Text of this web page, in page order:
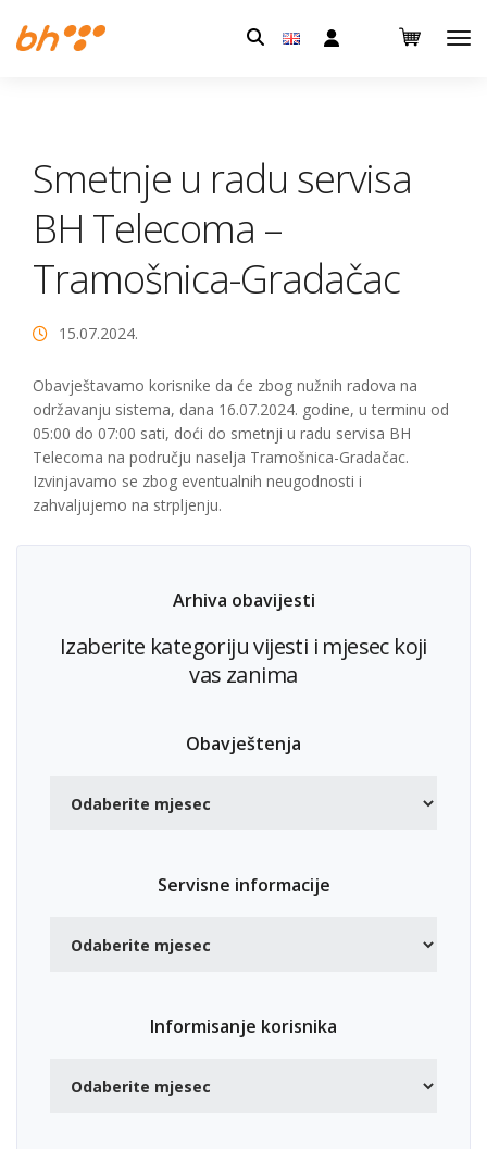
Pretraga:
Smetnje u radu servisa
BH Telecoma –
Tramošnica-Gradačac
15.07.2024.
Obavještavamo korisnike da će zbog nužnih radova na
održavanju sistema, dana 16.07.2024. godine, u terminu od
05:00 do 07:00 sati, doći do smetnji u radu servisa BH
Telecoma na području naselja Tramošnica-Gradačac.
Izvinjavamo se zbog eventualnih neugodnosti i
zahvaljujemo na strpljenju.
Arhiva obavijesti
Izaberite kategoriju vijesti i mjesec koji
vas zanima
Obavještenja
Servisne informacije
Informisanje korisnika